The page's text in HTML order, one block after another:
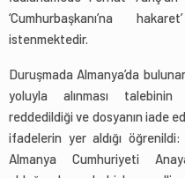
‘Cumhurbaşkanı’na
istenmektedir.
Duruşmada Almanya’da
yoluyla alınması talebinin
reddedildiği ve dosyanın iade
ifadelerin yer aldığı
Almanya Cumhuriyeti